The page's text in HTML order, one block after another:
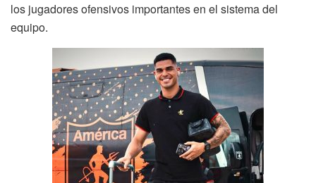
los jugadores ofensivos importantes en el sistema del
equipo.